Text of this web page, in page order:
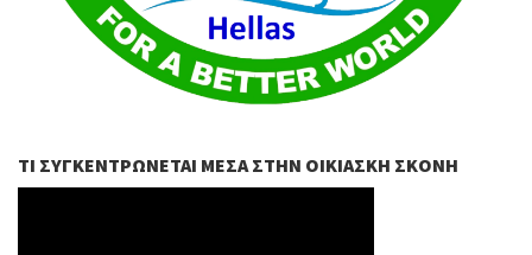
ΤΙ ΣΥΓΚΕΝΤΡΏΝΕΤΑΙ ΜΈΣΑ ΣΤΗΝ ΟΙΚΙΑΣΚΉ ΣΚΌΝΗ